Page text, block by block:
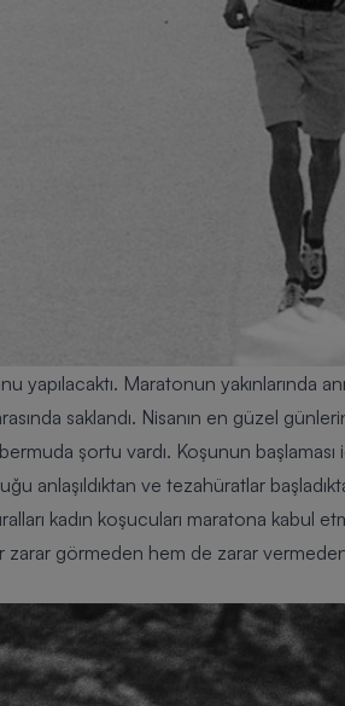
yapılacaktı. Maratonun yakınlarında
saklandı. Nisanın en güzel
şortu vardı. Koşunun
anlaşıldıktan ve tezahüratlar
kadın koşucuları maratona kabul
görmeden hem de zarar vermeden